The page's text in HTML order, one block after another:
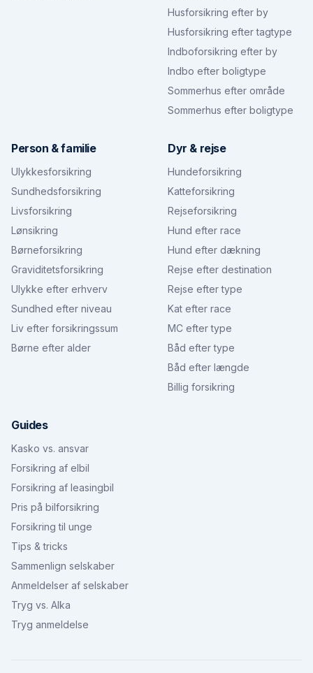
Husforsikring efter by
Husforsikring efter tagtype
Indboforsikring efter by
Indbo efter boligtype
Sommerhus efter område
Sommerhus efter boligtype
Person & familie
Ulykkesforsikring
Sundhedsforsikring
Livsforsikring
Lønsikring
Børneforsikring
Graviditetsforsikring
Ulykke efter erhverv
Sundhed efter niveau
Liv efter forsikringssum
Børne efter alder
Dyr & rejse
Hundeforsikring
Katteforsikring
Rejseforsikring
Hund efter race
Hund efter dækning
Rejse efter destination
Rejse efter type
Kat efter race
MC efter type
Båd efter type
Båd efter længde
Billig forsikring
Guides
Kasko vs. ansvar
Forsikring af elbil
Forsikring af leasingbil
Pris på bilforsikring
Forsikring til unge
Tips & tricks
Sammenlign selskaber
Anmeldelser af selskaber
Tryg vs. Alka
Tryg anmeldelse